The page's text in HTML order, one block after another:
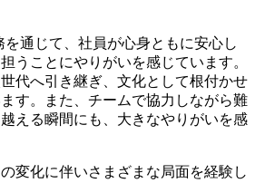
通じて、社員が心身ともに安心し
うことにやりがいを感じています。
代へ引き継ぎ、文化として根付かせ
す。また、チームで協力しながら難
える瞬間にも、大きなやりがいを感
変化に伴いさまざまな局面を経験し